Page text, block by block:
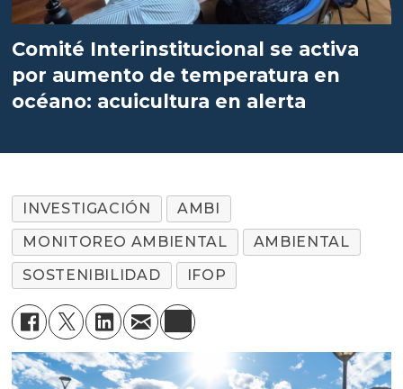
Comité Interinstitucional se activa
por aumento de temperatura en
océano: acuicultura en alerta
INVESTIGACIÓN
AMBI
MONITOREO AMBIENTAL
AMBIENTAL
SOSTENIBILIDAD
IFOP